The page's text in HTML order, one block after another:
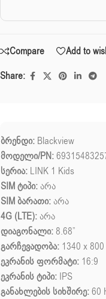
Compare
Add to
Share:
ბრენდი: Blackview
მოდელი/PN:
სერია: LINK 1 Kids
SIM ტიპი:არა
SIM ბარათი:არა
4G (LTE):არა
დიაგონალი:8.68”
გარჩევადობა: 1340 x 800
ეკრანის ფორმატი: 16:9
ეკრანის ტიპი: IPS
განახლების სიხშირე:60